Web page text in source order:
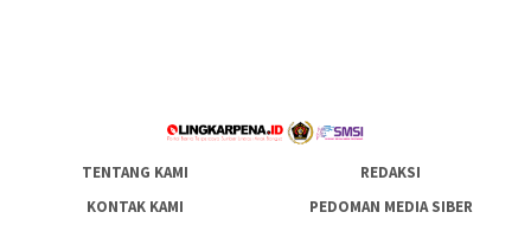
TENTANG KAMI
REDAKSI
KONTAK KAMI
PEDOMAN MEDIA SIBER